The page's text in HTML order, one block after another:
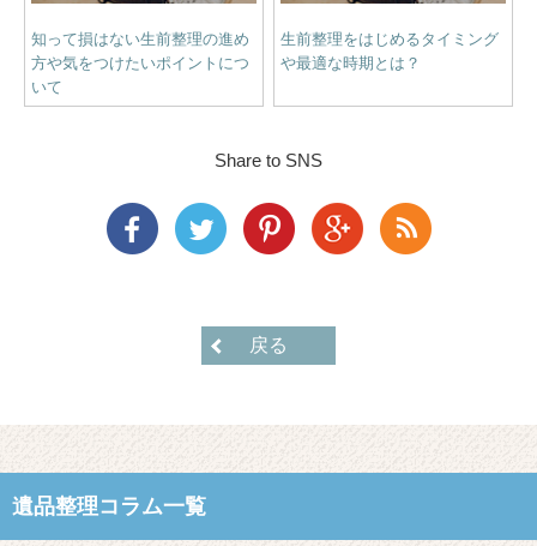
知って損はない生前整理の進め
方や気をつけたいポイントにつ
いて
生前整理をはじめるタイミング
や最適な時期とは？
Share to SNS
戻る
遺品整理コラム一覧